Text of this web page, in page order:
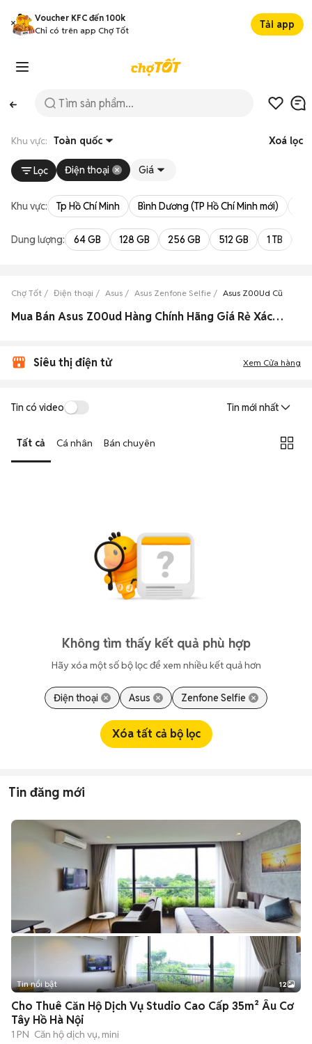
Voucher KFC đến 100k
Chỉ có trên app Chợ Tốt
Tải app
Khu vực: Toàn quốc Xoá lọc
Lọc Điện thoại Giá
Khu vực: Tp Hồ Chí Minh Bình Dương (TP Hồ Chí Minh mới)
Dung lượng: 64 GB 128 GB 256 GB 512 GB 1 TB
Chợ Tốt Điện thoại Asus Asus Zenfone Selfie Asus Z00Ud Cũ
Mua Bán Asus Z00ud Hàng Chính Hãng Giá Rẻ Xách Tay 2026
Siêu thị điện tử Xem Cửa hàng
Tin có video Tin mới nhất
Tất cả Cá nhân Bán chuyên
Không tìm thấy kết quả phù hợp
Hãy xóa một số bộ lọc để xem nhiều kết quả hơn
Điện thoại Asus Zenfone Selfie
Xóa tất cả bộ lọc
Tin đăng mới
+2
Tin nổi bật 12
Cho Thuê Căn Hộ Dịch Vụ Studio Cao Cấp 35m² Âu Cơ
Tây Hồ Hà Nội
1 PN Căn hộ dịch vụ, mini